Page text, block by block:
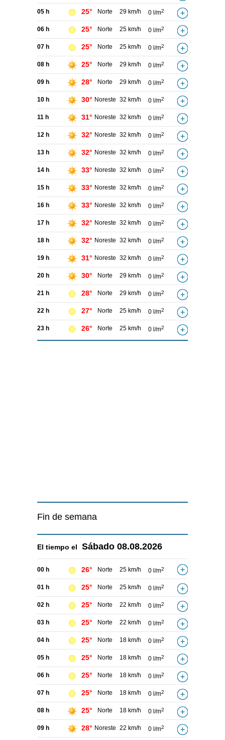
05 h 25° Norte 29 km/h 0 l/m2
06 h 25° Norte 25 km/h 0 l/m2
07 h 25° Norte 25 km/h 0 l/m2
08 h 25° Norte 29 km/h 0 l/m2
09 h 28° Norte 29 km/h 0 l/m2
10 h 30° Noreste 32 km/h 0 l/m2
11 h 31° Noreste 32 km/h 0 l/m2
12 h 32° Noreste 32 km/h 0 l/m2
13 h 32° Noreste 32 km/h 0 l/m2
14 h 33° Noreste 32 km/h 0 l/m2
15 h 33° Noreste 32 km/h 0 l/m2
16 h 33° Noreste 32 km/h 0 l/m2
17 h 32° Noreste 32 km/h 0 l/m2
18 h 32° Noreste 32 km/h 0 l/m2
19 h 31° Noreste 32 km/h 0 l/m2
20 h 30° Norte 29 km/h 0 l/m2
21 h 28° Norte 29 km/h 0 l/m2
22 h 27° Norte 25 km/h 0 l/m2
23 h 26° Norte 25 km/h 0 l/m2
Fin de semana
El tiempo el Sábado 08.08.2026
00 h 26° Norte 25 km/h 0 l/m2
01 h 25° Norte 25 km/h 0 l/m2
02 h 25° Norte 22 km/h 0 l/m2
03 h 25° Norte 22 km/h 0 l/m2
04 h 25° Norte 18 km/h 0 l/m2
05 h 25° Norte 18 km/h 0 l/m2
06 h 25° Norte 18 km/h 0 l/m2
07 h 25° Norte 18 km/h 0 l/m2
08 h 25° Norte 18 km/h 0 l/m2
09 h 28° Noreste 22 km/h 0 l/m2